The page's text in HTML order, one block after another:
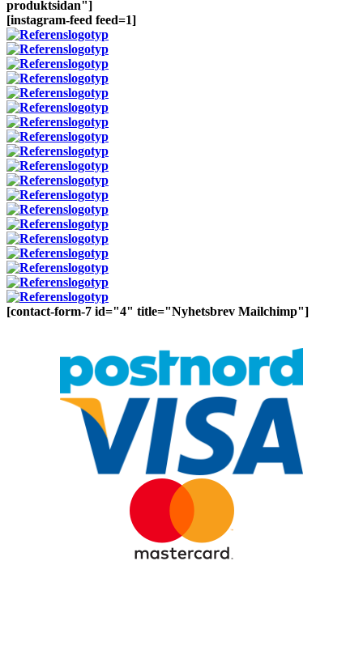
produktsidan"]
[instagram-feed feed=1]
[contact-form-7 id="4" title="Nyhetsbrev Mailchimp"]